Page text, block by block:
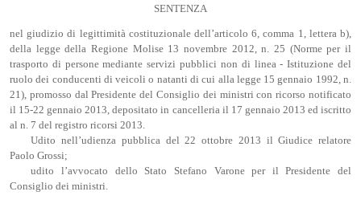
SENTENZA
nel giudizio di legittimità costituzionale dell’articolo 6, comma 1, lettera b),
della legge della Regione Molise 13 novembre 2012, n. 25 (Norme per il
trasporto di persone mediante servizi pubblici non di linea - Istituzione del
ruolo dei conducenti di veicoli o natanti di cui alla legge 15 gennaio 1992, n.
21), promosso dal Presidente del Consiglio dei ministri con ricorso notificato
il 15-22 gennaio 2013, depositato in cancelleria il 17 gennaio 2013 ed iscritto
al n. 7 del registro ricorsi 2013.
Udito nell’udienza pubblica del 22 ottobre 2013 il Giudice relatore
Paolo Grossi;
udito l’avvocato dello Stato Stefano Varone per il Presidente del
Consiglio dei ministri.